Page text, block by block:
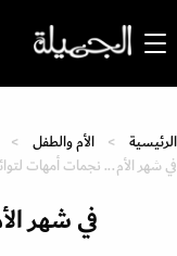
الرئيسية الأم والطفل
في شهر الأم... نجمات أمهات
في شهر